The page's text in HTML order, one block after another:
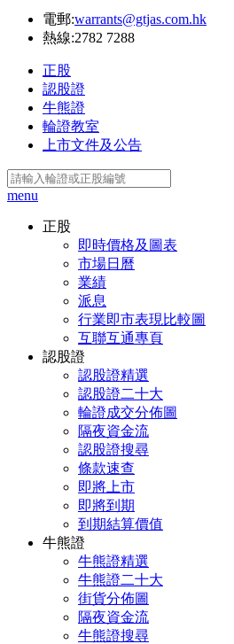
電郵:warrants@gtjas.com.hk
熱線:2782 7288
正股
認股證
牛熊證
輪證教室
上市文件及公告
menu
正股
即時價格及圖表
市場日曆
業績
派息
行業即市表現比較圖
互聯互通專頁
認股證
認股證精選
認股證二十大
輪證成交分佈圖
隔夜資金流
認股證搜尋
條款速查
即將上市
即將到期
到期結算價值
牛熊證
牛熊證精選
牛熊證二十大
街貨分佈圖
隔夜資金流
牛熊證搜尋